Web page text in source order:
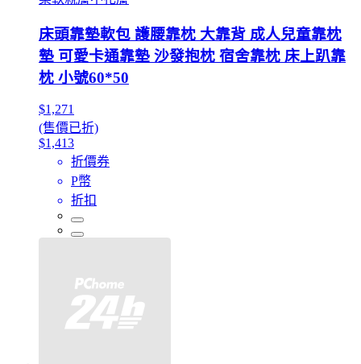
床頭靠墊軟包 護腰靠枕 大靠背 成人兒童靠枕
墊 可愛卡通靠墊 沙發抱枕 宿舍靠枕 床上趴靠
枕 小號60*50
$1,271
(售價已折)
$1,413
折價券
P幣
折扣